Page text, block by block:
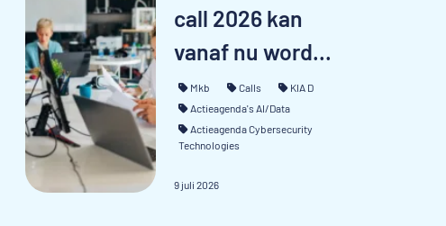
call 2026 kan
vanaf nu word...
Mkb Calls
KIA D
Actieagenda's AI/Data
Actieagenda Cybersecurity
Technologies
9 juli 2026